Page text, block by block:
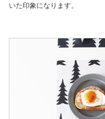
いた印象になります。